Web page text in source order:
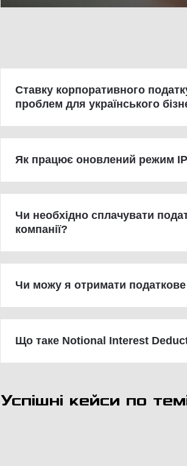
Ставку корпоративного
проблем для українського
Як працює оновлений режим
Чи необхідно сплачувати
компанії?
Чи можу я отримати податкове
Що таке Notional Interest
Успішні кейси по